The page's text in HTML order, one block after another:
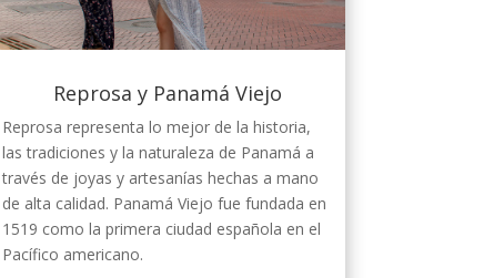
Reprosa y Panamá Viejo
Reprosa representa lo mejor de la historia,
las tradiciones y la naturaleza de Panamá a
través de joyas y artesanías hechas a mano
de alta calidad. Panamá Viejo fue fundada en
1519 como la primera ciudad española en el
Pacífico americano.